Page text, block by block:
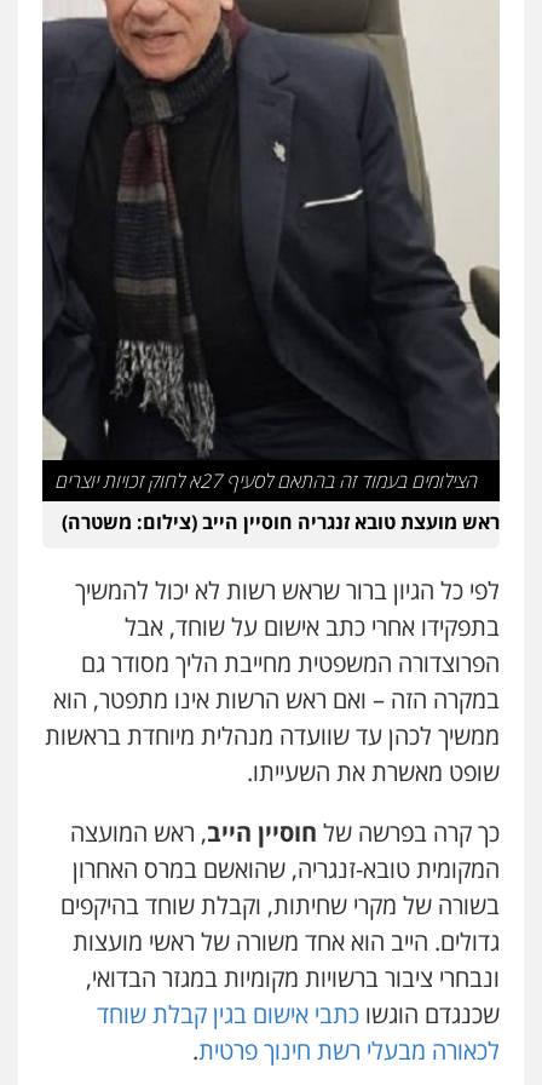
עו"ד ראוף נג'אר
פלילי עורכי דין לענייני אסירים מעצרים
סמים
0548009246
עו"ד אלון ארז
אלימות במשפחה
לבן
0507368203
שחר לדובסקי, עו"ד
מעצרים וחקירות עורכי
דין לענייני אסירים
0507913332
עו"ד איהאב ג'לג'ולי
עורכי דין לענייני
אסירים
0505216700
פלילי צבאי מעצרים וחקירות
0547342002
עו"ד אלון קריטי
פלילי כלכלי אלימות סמים מעצרים
0525544654
מנשה, אלמוג – עורכי דין
פלילי עבירות תנועה צווארון לבן תעבורה
עורכי דין לענייני אסירים מעצרים וחקירות
0546470989
עו"ד זוהר ארבל
פשיעה חמורה
קטינים
0538788878
הצילומים בעמוד זה בהתאם לסעיף 27א לחוק זכויות יוצרים
ראש מועצת טובא זנגריה חוסיין הייב (צילום: משטרה)
לפי כל הגיון ברור שראש רשות לא יכול להמשיך
בתפקידו אחרי כתב אישום על שוחד, אבל
הפרוצדורה המשפטית מחייבת הליך מסודר גם
במקרה הזה – ואם ראש הרשות אינו מתפטר, הוא
ממשיך לכהן עד שוועדה מנהלית מיוחדת בראשות
שופט מאשרת את השעייתו.
כך קרה בפרשה של חוסיין הייב, ראש המועצה
המקומית טובא-זנגריה, שהואשם במרס האחרון
בשורה של מקרי שחיתות, וקבלת שוחד בהיקפים
גדולים. הייב הוא אחד משורה של ראשי מועצות
ונבחרי ציבור ברשויות מקומיות במגזר הבדואי,
שכנגדם הוגשו כתבי אישום בגין קבלת שוחד
לכאורה מבעלי רשת חינוך פרטית.